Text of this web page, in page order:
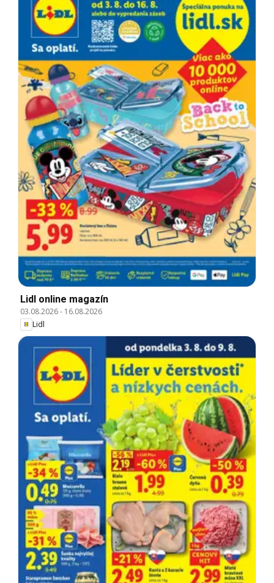
Lidl online magazín
03.08.2026- 16.08.2026
Lidl